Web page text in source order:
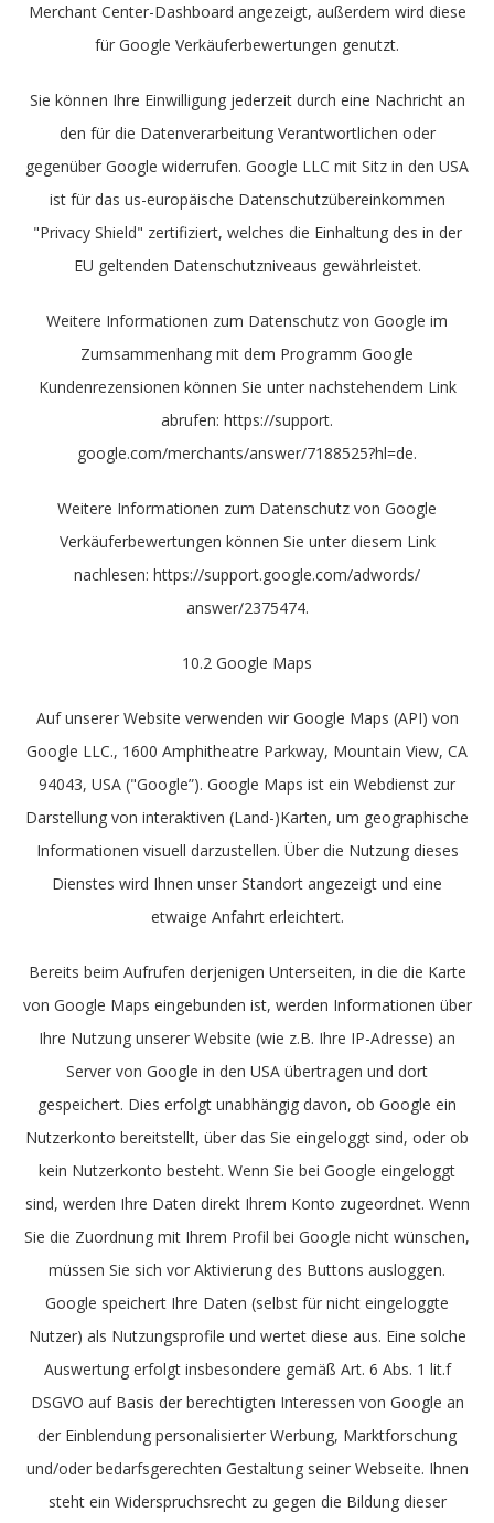
Merchant Center-Dashboard angezeigt, außerdem wird diese
für Google Verkäuferbewertungen genutzt.
Sie können Ihre Einwilligung jederzeit durch eine Nachricht an
den für die Datenverarbeitung Verantwortlichen oder
gegenüber Google widerrufen. Google LLC mit Sitz in den USA
ist für das us-europäische Datenschutzübereinkommen
"Privacy Shield" zertifiziert, welches die Einhaltung des in der
EU geltenden Datenschutzniveaus gewährleistet.
Weitere Informationen zum Datenschutz von Google im
Zumsammenhang mit dem Programm Google
Kundenrezensionen können Sie unter nachstehendem Link
abrufen: https://support.
google.com/merchants/answer/7188525?hl=de.
Weitere Informationen zum Datenschutz von Google
Verkäuferbewertungen können Sie unter diesem Link
nachlesen: https://support.google.com/adwords/
answer/2375474.
10.2 Google Maps
Auf unserer Website verwenden wir Google Maps (API) von
Google LLC., 1600 Amphitheatre Parkway, Mountain View, CA
94043, USA ("Google”). Google Maps ist ein Webdienst zur
Darstellung von interaktiven (Land-)Karten, um geographische
Informationen visuell darzustellen. Über die Nutzung dieses
Dienstes wird Ihnen unser Standort angezeigt und eine
etwaige Anfahrt erleichtert.
Bereits beim Aufrufen derjenigen Unterseiten, in die die Karte
von Google Maps eingebunden ist, werden Informationen über
Ihre Nutzung unserer Website (wie z.B. Ihre IP-Adresse) an
Server von Google in den USA übertragen und dort
gespeichert. Dies erfolgt unabhängig davon, ob Google ein
Nutzerkonto bereitstellt, über das Sie eingeloggt sind, oder ob
kein Nutzerkonto besteht. Wenn Sie bei Google eingeloggt
sind, werden Ihre Daten direkt Ihrem Konto zugeordnet. Wenn
Sie die Zuordnung mit Ihrem Profil bei Google nicht wünschen,
müssen Sie sich vor Aktivierung des Buttons ausloggen.
Google speichert Ihre Daten (selbst für nicht eingeloggte
Nutzer) als Nutzungsprofile und wertet diese aus. Eine solche
Auswertung erfolgt insbesondere gemäß Art. 6 Abs. 1 lit.f
DSGVO auf Basis der berechtigten Interessen von Google an
der Einblendung personalisierter Werbung, Marktforschung
und/oder bedarfsgerechten Gestaltung seiner Webseite. Ihnen
steht ein Widerspruchsrecht zu gegen die Bildung dieser